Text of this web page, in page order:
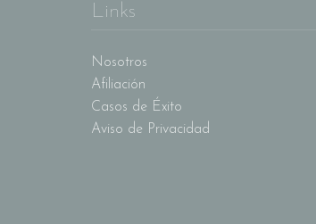
Links
Nosotros
Afiliación
Casos de Éxito
Aviso de Privacidad